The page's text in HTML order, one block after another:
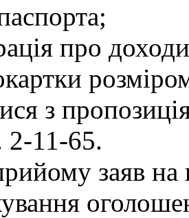
про
з
2-11-65.
заяв на